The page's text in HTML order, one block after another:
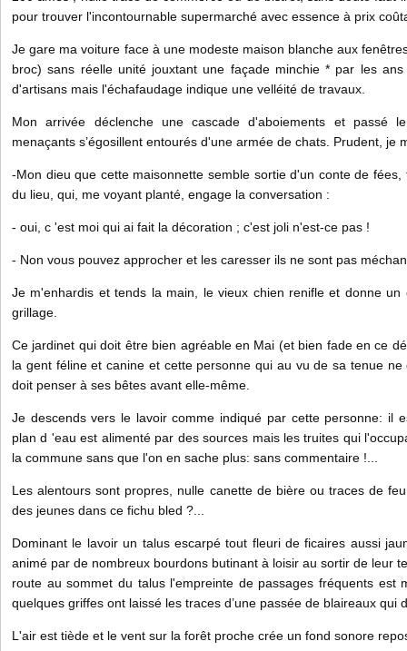
pour trouver l'incontournable supermarché avec essence à prix
Je gare ma voiture face à une modeste maison blanche aux
broc) sans réelle unité jouxtant une façade minchie * par les
d'artisans mais l'échafaudage indique une velléité de travaux.
Mon arrivée déclenche une cascade d'aboiements et passé
menaçants s’égosillent entourés d'une armée de chats. Prudent, je
-Mon dieu que cette maisonnette semble sortie d'un conte de
du lieu, qui, me voyant planté, engage la conversation :
- oui, c 'est moi qui ai fait la décoration ; c'est joli n'est-ce pas !
- Non vous pouvez approcher et les caresser ils ne sont pas
Je m'enhardis et tends la main, le vieux chien renifle et donne
grillage.
Ce jardinet qui doit être bien agréable en Mai (et bien fade en ce
la gent féline et canine et cette personne qui au vu de sa tenue
doit penser à ses bêtes avant elle-même.
Je descends vers le lavoir comme indiqué par cette personne: il
plan d 'eau est alimenté par des sources mais les truites qui
la commune sans que l'on en sache plus: sans commentaire !...
Les alentours sont propres, nulle canette de bière ou traces de
des jeunes dans ce fichu bled ?...
Dominant le lavoir un talus escarpé tout fleuri de ficaires aussi
animé par de nombreux bourdons butinant à loisir au sortir de leur
route au sommet du talus l'empreinte de passages fréquents est
quelques griffes ont laissé les traces d’une passée de blaireaux qui
L'air est tiède et le vent sur la forêt proche crée un fond sonore